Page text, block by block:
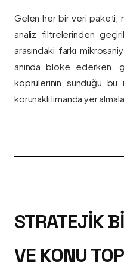
Gelen her bir veri paketi,
analiz filtrelerinden
arasındaki farkı
anında bloke ederken,
köprülerinin sunduğu bu
korunaklı limanda yer
STRATEJIK
VE KONU